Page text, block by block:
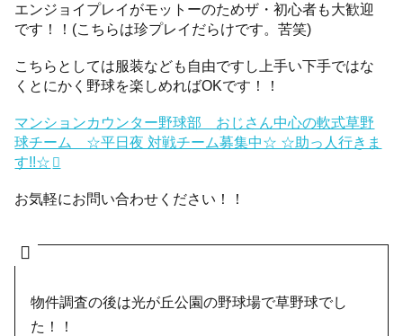
エンジョイプレイがモットーのためザ・初心者も大歓迎
です！！(こちらは珍プレイだらけです。苦笑)
こちらとしては服装なども自由ですし上手い下手ではな
くとにかく野球を楽しめればOKです！！
マンションカウンター野球部 おじさん中心の軟式草野
球チーム ☆平日夜 対戦チーム募集中☆ ☆助っ人行きま
す!!☆
お気軽にお問い合わせください！！
物件調査の後は光が丘公園の野球場で草野球でし
た！！